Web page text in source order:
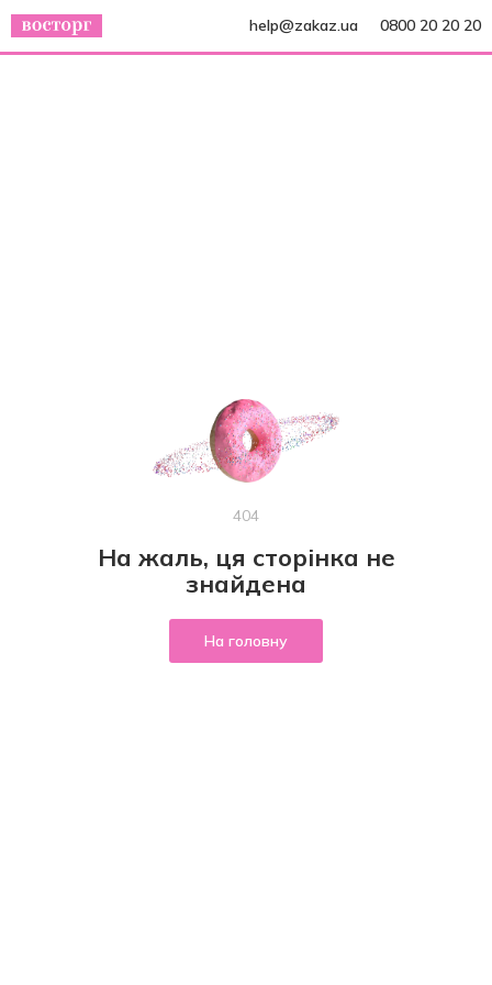
help@zakaz.ua 0800 20 20 20
404
На жаль, ця сторінка не
знайдена
На головну